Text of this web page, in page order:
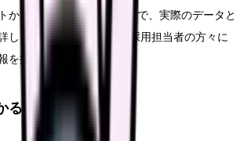
から投資対効果（ROI）まで、実際のデータと
しく解説していきます。採用担当者の方々に
を提供します。
ること